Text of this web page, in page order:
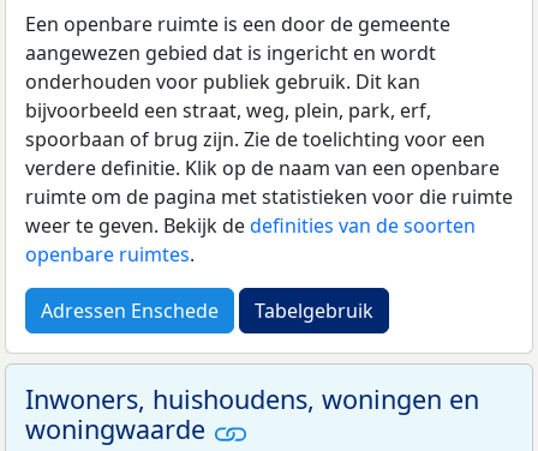
Een openbare ruimte is een door de gemeente
aangewezen gebied dat is ingericht en wordt
onderhouden voor publiek gebruik. Dit kan
bijvoorbeeld een straat, weg, plein, park, erf,
spoorbaan of brug zijn. Zie de toelichting voor een
verdere definitie. Klik op de naam van een openbare
ruimte om de pagina met statistieken voor die ruimte
weer te geven. Bekijk dedefinities van de soorten
openbare ruimtes.
Adressen Enschede Tabelgebruik
Inwoners, huishoudens, woningen en
woningwaarde